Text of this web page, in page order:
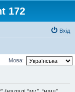
172
Вхід
Мова: